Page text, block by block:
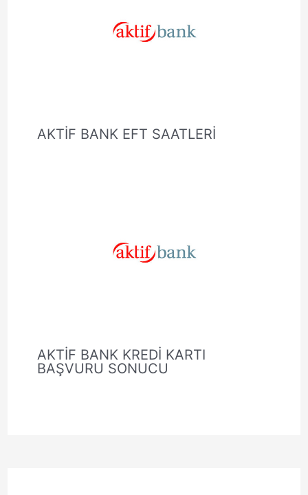
AKTİF BANK EFT SAATLERİ
AKTİF BANK KREDİ KARTI
BAŞVURU SONUCU